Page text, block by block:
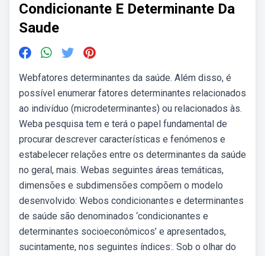
Condicionante E Determinante Da
Saude
Webfatores determinantes da saúde. Além disso, é
possível enumerar fatores determinantes relacionados
ao indivíduo (microdeterminantes) ou relacionados às.
Weba pesquisa tem e terá o papel fundamental de
procurar descrever características e fenómenos e
estabelecer relações entre os determinantes da saúde
no geral, mais. Webas seguintes áreas temáticas,
dimensões e subdimensões compõem o modelo
desenvolvido: Webos condicionantes e determinantes
de saúde são denominados ‘condicionantes e
determinantes socioeconômicos’ e apresentados,
sucintamente, nos seguintes índices:. Sob o olhar do